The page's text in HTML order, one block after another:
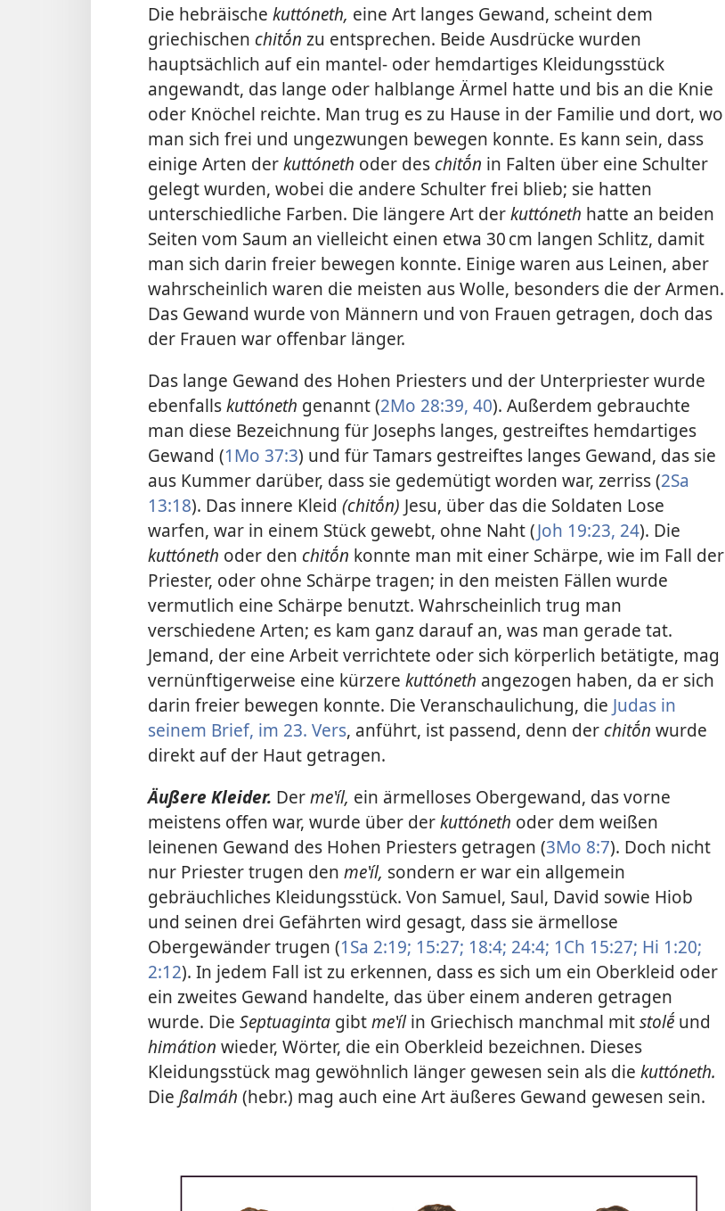
Die hebräische kuttóneth, eine Art langes Gewand, scheint dem
griechischen chitṓn zu entsprechen. Beide Ausdrücke wurden
hauptsächlich auf ein mantel- oder hemdartiges Kleidungsstück
angewandt, das lange oder halblange Ärmel hatte und bis an die Knie
oder Knöchel reichte. Man trug es zu Hause in der Familie und dort, wo
man sich frei und ungezwungen bewegen konnte. Es kann sein, dass
einige Arten derkuttóneth oder des chitṓn in Falten über eine Schulter
gelegt wurden, wobei die andere Schulter frei blieb; sie hatten
unterschiedliche Farben. Die längere Art derkuttóneth hatte an beiden
Seiten vom Saum an vielleicht einen etwa 30 cm langen Schlitz, damit
man sich darin freier bewegen konnte. Einige waren aus Leinen, aber
wahrscheinlich waren die meisten aus Wolle, besonders die der Armen.
Das Gewand wurde von Männern und von Frauen getragen, doch das
der Frauen war offenbar länger.
Das lange Gewand des Hohen Priesters und der Unterpriester wurde
ebenfallskuttóneth genannt (2Mo 28:39, 40). Außerdem gebrauchte
man diese Bezeichnung für Josephs langes, gestreiftes hemdartiges
Gewand (1Mo 37:3) und für Tamars gestreiftes langes Gewand, das sie
aus Kummer darüber, dass sie gedemütigt worden war, zerriss (2Sa
13:18). Das innere Kleid (chitṓn) Jesu, über das die Soldaten Lose
warfen, war in einem Stück gewebt, ohne Naht (Joh 19:23, 24). Die
kuttóneth oder den chitṓn konnte man mit einer Schärpe, wie im Fall der
Priester, oder ohne Schärpe tragen; in den meisten Fällen wurde
vermutlich eine Schärpe benutzt. Wahrscheinlich trug man
verschiedene Arten; es kam ganz darauf an, was man gerade tat.
Jemand, der eine Arbeit verrichtete oder sich körperlich betätigte, mag
vernünftigerweise eine kürzere kuttóneth angezogen haben, da er sich
darin freier bewegen konnte. Die Veranschaulichung, die Judas in
seinem Brief, im 23. Vers, anführt, ist passend, denn der chitṓn wurde
direkt auf der Haut getragen.
Äußere Kleider. Dermeʽíl, ein ärmelloses Obergewand, das vorne
meistens offen war, wurde über derkuttóneth oder dem weißen
leinenen Gewand des Hohen Priesters getragen (3Mo 8:7). Doch nicht
nur Priester trugen den meʽíl, sondern er war ein allgemein
gebräuchliches Kleidungsstück. Von Samuel, Saul, David sowie Hiob
und seinen drei Gefährten wird gesagt, dass sie ärmellose
Obergewänder trugen (1Sa 2:19; 15:27; 18:4; 24:4; 1Ch 15:27; Hi 1:20;
2:12). In jedem Fall ist zu erkennen, dass es sich um ein Oberkleid oder
ein zweites Gewand handelte, das über einem anderen getragen
wurde. Die Septuaginta gibtmeʽílin Griechisch manchmal mitstolḗ und
himátion wieder, Wörter, die ein Oberkleid bezeichnen. Dieses
Kleidungsstück mag gewöhnlich länger gewesen sein als die kuttóneth.
Die ßalmáh (hebr.) mag auch eine Art äußeres Gewand gewesen sein.